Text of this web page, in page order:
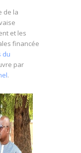
de la
et les
financée
du
par
.